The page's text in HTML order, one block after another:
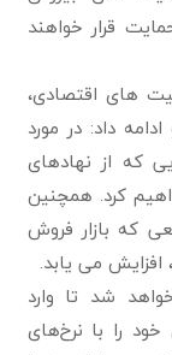
قرار خواهند
های اقتصادی،
داد: در مورد
که از نهادهای
کرد. همچنین
که بازار فروش
افزایش می یابد.
شد تا وارد
خود را با نرخ‌های